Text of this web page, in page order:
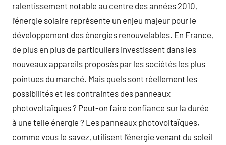
ralentissement notable au centre des années 2010,
l’énergie solaire représente un enjeu majeur pour le
développement des énergies renouvelables. En France,
de plus en plus de particuliers investissent dans les
nouveaux appareils proposés par les sociétés les plus
pointues du marché. Mais quels sont réellement les
possibilités et les contraintes des panneaux
photovoltaïques ? Peut-on faire confiance sur la durée
à une telle énergie ? Les panneaux photovoltaïques,
comme vous le savez, utilisent l’énergie venant du soleil